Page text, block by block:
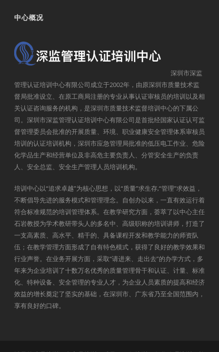
中心概况
深圳市深监
管理认证培训中心有限公司成立于2002年，由原深圳市质量技术监
督局批准设立、在原工商局注册的专业从事认证审核员的培训以及相
关认证咨询服务的机构，是深圳市质量技术监督培训中心的下属公
司。深圳市深监管理认证培训中心有限公司是首批经国家认证认可监
督管理委员会批准的开展质量、环境、职业健康安全管理体系审核员
培训的认证培训机构，深圳市应急管理局批准的低压电工作业、危险
化学品生产和经营单位及非高危主要负责人、分管安全生产的负责
人、安全总监、安全生产管理人员培训机构。
培训中心以“追求卓越”为核心思想，以“质量”求生存,“管理”求效益，
不断倡导先进的服务模式和管理理念。自创办以来，一直有效运行着
符合标准规范的培训管理体系。在教学研究方面，荟萃了以中心主任
石岩教授为学术教研带头人的多名中、高级职称的培训讲师，打造了
一支高素质、高水平、精干的、具备课程开发和教学能力的师资队
伍；在教学管理方面形成了自有特色模式，获得了良好的教学效果和
行业声誉。在业务开展方面，采取“请进来、走出去”的办学方式，多
年来为企业培训了十数万名优秀的质量管理骨干和认证、计量、标准
化、特种设备、安全管理的专业人才，为企业人员素质的提高和经济
效益的增长奠定了坚实的基础，在深圳市、广东省乃至全国范围内，
享有良好的口碑。